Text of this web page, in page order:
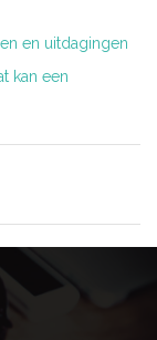
en uitdagingen
kan een